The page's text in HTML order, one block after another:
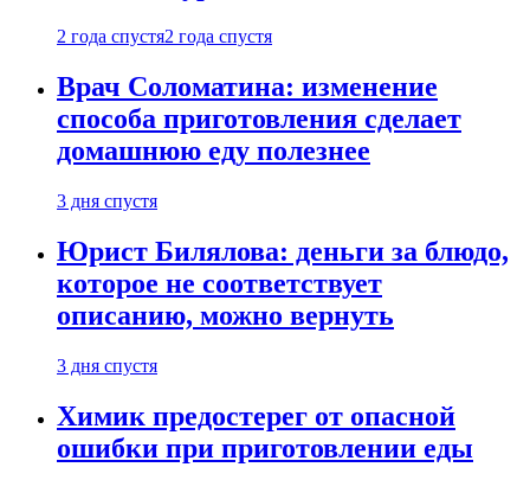
2 года спустя2 года спустя
Врач Соломатина: изменение
способа приготовления сделает
домашнюю еду полезнее
3 дня спустя
Юрист Билялова: деньги за блюдо,
которое не соответствует
описанию, можно вернуть
3 дня спустя
Химик предостерег от опасной
ошибки при приготовлении еды